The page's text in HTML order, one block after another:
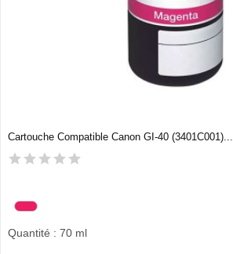
Cartouche Compatible Canon GI-40 (3401C001)...
Quantité : 70 ml